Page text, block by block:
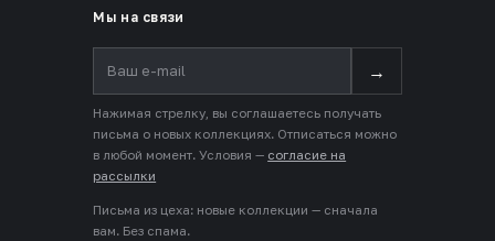
Мы на связи
→
Нажимая стрелку, вы соглашаетесь получать
письма о новых коллекциях. Отписаться можно
в любой момент. Условия — согласие на
рассылки
Письма из цеха: новые коллекции — сначала
вам. Без спама.